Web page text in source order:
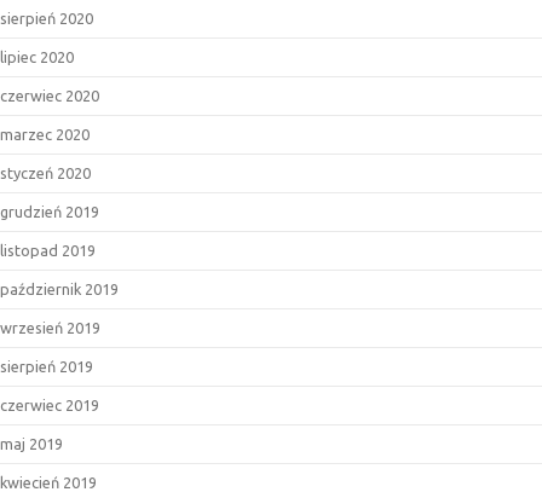
sierpień 2020
lipiec 2020
czerwiec 2020
marzec 2020
styczeń 2020
grudzień 2019
listopad 2019
październik 2019
wrzesień 2019
sierpień 2019
czerwiec 2019
maj 2019
kwiecień 2019